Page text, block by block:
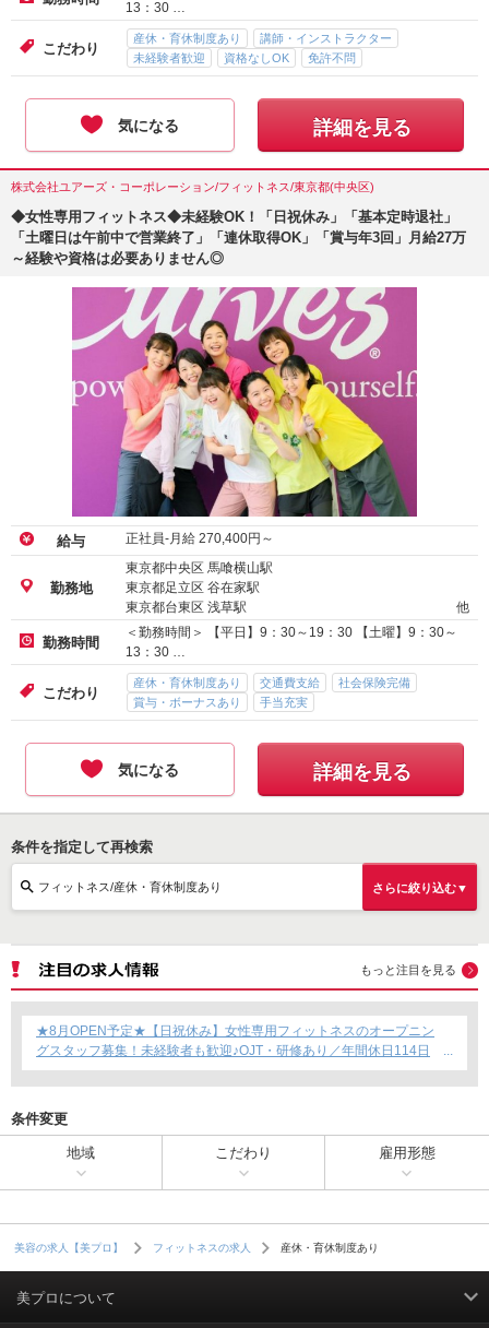
13：30 …
こだわり
産休・育休制度あり
講師・インストラクター
未経験者歓迎
資格なしOK 免許不問
気になる 詳細を見る
株式会社ユアーズ・コーポレーション/フィットネス/東京都(中央区)
◆女性専用フィットネス◆未経験OK！「日祝休み」「基本定時退社」
「土曜日は午前中で営業終了」「連休取得OK」「賞与年3回」月給27万
～経験や資格は必要ありません◎
給与 正社員-月給 270,400円～
勤務地
東京都中央区 馬喰横山駅
東京都足立区 谷在家駅
東京都台東区 浅草駅
他
勤務時間
＜勤務時間＞ 【平日】9：30～19：30 【土曜】9：30～
13：30 …
こだわり
産休・育休制度あり 交通費支給
社会保険完備
賞与・ボーナスあり
手当充実
気になる 詳細を見る
条件を指定して再検索
フィットネス/産休・育休制度あり さらに絞り込む▼
もっと注目を見る
★8月OPEN予定★【日祝休み】女性専用フィットネスのオープニン
グスタッフ募集！未経験者も歓迎♪OJT・研修あり／年間休日114日
／賞与年2回支給／育児短時間勤務制度あり◎
条件変更
地域 こだわり 雇用形態
美容の求人【美プロ】 フィットネスの求人 産休・育休制度あり
美プロについて